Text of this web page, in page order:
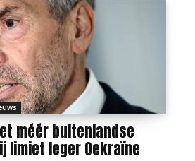
méér buitenlandse
limiet leger Oekraïne